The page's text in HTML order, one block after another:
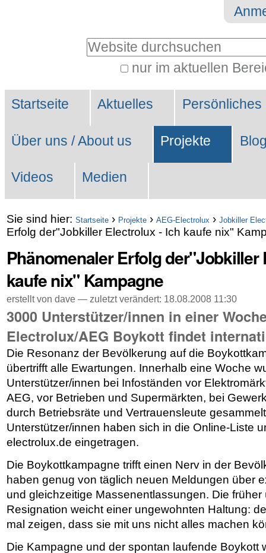
Direkt
zur
Werkzeuge
Website durchsuchen
nur im aktuellen
Suche…
Sektionen
Startseite Aktuelles Persönliches
Über uns / About us Projekte
Videos Medien
Sie sind hier: Startseite › Projekte › AEG-Electrolux › Jobkiller
Erfolg der"Jobkiller Electrolux - Ich kaufe nix"
Phänomenaler Erfolg der"Jobkiller
kaufe nix" Kampagne
erstellt von dave — zuletzt verändert: 18.08.2008 11:30
3000 Unterstützer/innen in einer
Electrolux/AEG Boykott findet
Die Resonanz der Bevölkerung auf die
übertrifft alle Ewartungen. Innerhalb eine Woche
Unterstützer/innen bei Infoständen vor
AEG, vor Betrieben und Supermärkten, bei
durch Betriebsräte und Vertrauensleute
Unterstützer/innen haben sich in die Online-Liste
electrolux.de eingetragen.
Die Boykottkampagne trifft einen Nerv in der
haben genug von täglich neuen Meldungen über
und gleichzeitige Massenentlassungen. Die früher
Resignation weicht einer ungewohnten Haltung:
mal zeigen, dass sie mit uns nicht alles machen
Die Kampagne und der spontan laufende Boykott